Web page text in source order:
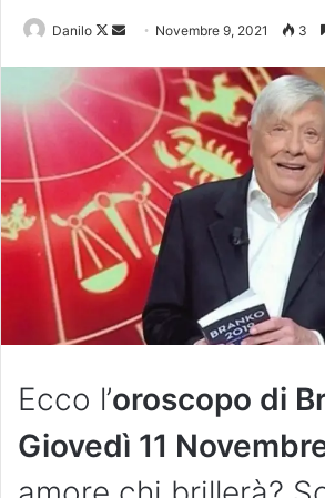
Danilo Novembre 9, 2021 3
Ecco l’oroscopo di
Giovedì 11